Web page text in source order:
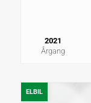
Wh/km
2021
Årgang
ELBIL